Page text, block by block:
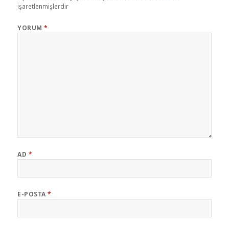
işaretlenmişlerdir
YORUM*
AD *
E-POSTA*